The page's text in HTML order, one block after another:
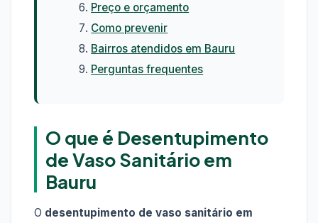
Preço e orçamento
Como prevenir
Bairros atendidos em Bauru
Perguntas frequentes
O que é Desentupimento
de Vaso Sanitário em
Bauru
O desentupimento de vaso sanitário em